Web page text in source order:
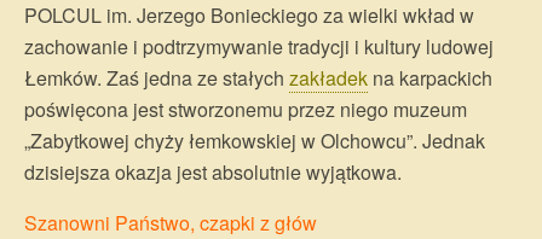
POLCUL im. Jerzego Bonieckiego za wielki wkład w
zachowanie i podtrzymywanie tradycji i kultury ludowej
Łemków. Zaś jedna ze stałych zakładek na karpackich
poświęcona jest stworzonemu przez niego muzeum
„Zabytkowej chyży łemkowskiej w Olchowcu”. Jednak
dzisiejsza okazja jest absolutnie wyjątkowa.
Szanowni Państwo, czapki z głów